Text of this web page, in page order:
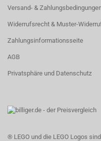
Versand- &
Widerrufsrecht & Muster-
Zahlungsinformationsseite
AGB
Privatsphäre und Datenschutz
® LEGO und die LEGO Logos